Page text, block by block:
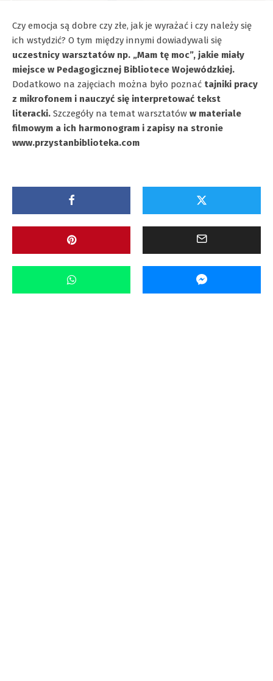
Czy emocja są dobre czy złe, jak je wyrażać i czy należy się
ich wstydzić? O tym między innymi dowiadywali się
uczestnicy warsztatów np. „Mam tę moc”, jakie miały
miejsce w Pedagogicznej Bibliotece Wojewódzkiej.
Dodatkowo na zajęciach można było poznać tajniki pracy
z mikrofonem i nauczyć się interpretować tekst
literacki. Szczegóły na temat warsztatów w materiale
filmowym a ich harmonogram i zapisy na stronie
www.przystanbiblioteka.com